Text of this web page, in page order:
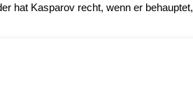
hat Kasparov recht, wenn er behauptet,